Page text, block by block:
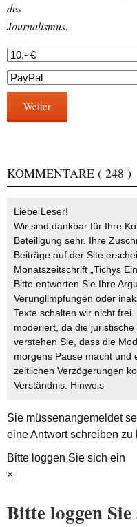
des
Journalismus.
Weiter
KOMMENTARE ( 248 )
Liebe Leser!
Wir sind dankbar für Ihre
Beteiligung sehr. Ihre
Beiträge auf der Site
Monatszeitschrift „Tichys
Bitte entwerten Sie Ihre
Verunglimpfungen oder
Texte schalten wir nicht
moderiert, da die
verstehen Sie, dass die
morgens Pause macht und
zeitlichen Verzögerungen
Verständnis. Hinweis
Sie müssenangemeldet
eine Antwort schreiben zu
Bitte loggen Sie sich ein
×
Bitte loggen